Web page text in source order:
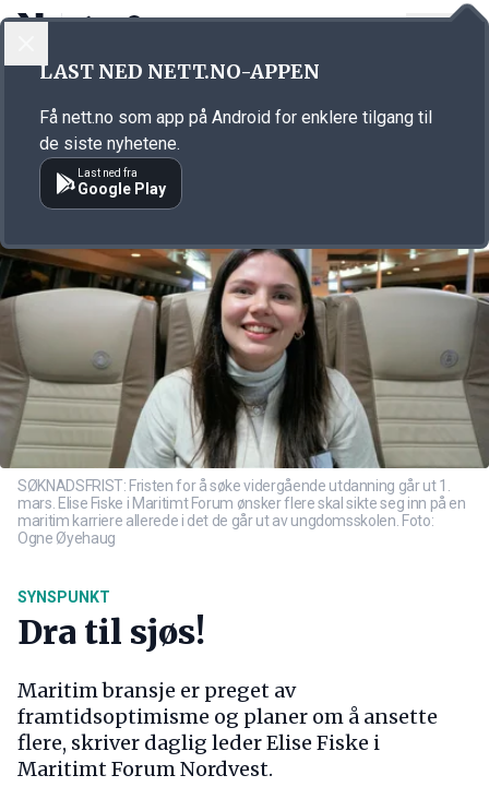
Annonsørinnhold
SØKNADSFRIST: Fristen for å søke vidergående utdanning går ut 1.
mars. Elise Fiske i Maritimt Forum ønsker flere skal sikte seg inn på en
maritim karriere allerede i det de går ut av ungdomsskolen. Foto:
Ogne Øyehaug
SYNSPUNKT
Dra til sjøs!
Maritim bransje er preget av
framtidsoptimisme og planer om å ansette
flere, skriver daglig leder Elise Fiske i
Maritimt Forum Nordvest.
LAST NED NETT.NO-APPEN
Få nett.no som app på Android for enklere tilgang til
de siste nyhetene.
Last ned fra
Google Play